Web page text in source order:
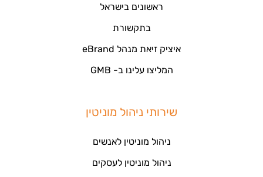
ראשונים בישראל
בתקשורת
איציק זיאת מנהל eBrand
המליצו עלינו ב- GMB
שירותי ניהול מוניטין
ניהול מוניטין לאנשים
ניהול מוניטין לעסקים